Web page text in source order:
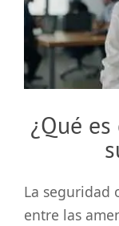
grande
¿Qué
La seguridad
entre las